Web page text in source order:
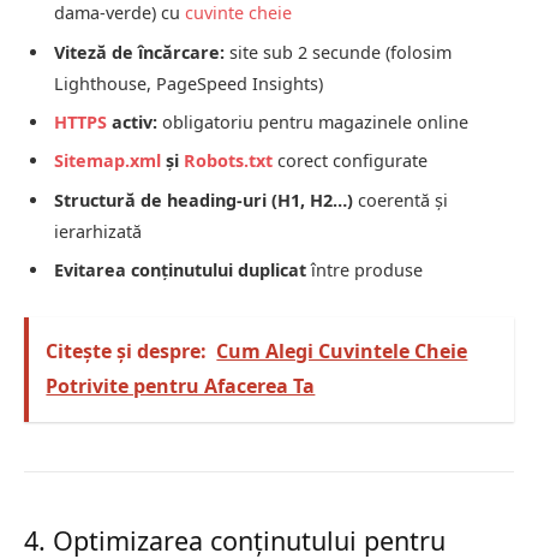
dama-verde) cu cuvinte cheie
Viteză de încărcare: site sub 2 secunde (folosim
Lighthouse, PageSpeed Insights)
HTTPS activ: obligatoriu pentru magazinele online
Sitemap.xml și Robots.txt corect configurate
Structură de heading-uri (H1, H2…) coerentă și
ierarhizată
Evitarea conținutului duplicatîntre produse
Citește și despre: Cum Alegi Cuvintele Cheie
Potrivite pentru Afacerea Ta
4. Optimizarea conținutului pentru